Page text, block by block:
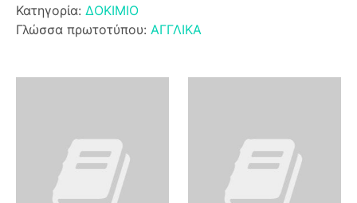
Κατηγορία: ΔΟΚΙΜΙΟ
Γλώσσα πρωτοτύπου: ΑΓΓΛΙΚΑ